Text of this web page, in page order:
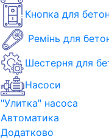
Кнопка для
Ремінь для
Шестерня для
Насоси
"Улитка" насоса
Автоматика
Додатково